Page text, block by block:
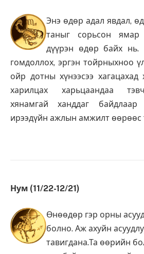
Энэ өдөр адал явдал,
таныг сорьсон ямар
дүүрэн өдөр байх нь.
гомдоллох, эргэн тойрныхноо
ойр дотны хүнээсээ хагацахад
харилцах харьцаандаа
хянамгай ханддаг
ирээдүйн ажлын амжилт өөрөөс
Нум (11/22-12/21)
Өнөөдөр гэр орны
болно. Аж ахуйн
тавигдана.Та өөрийн